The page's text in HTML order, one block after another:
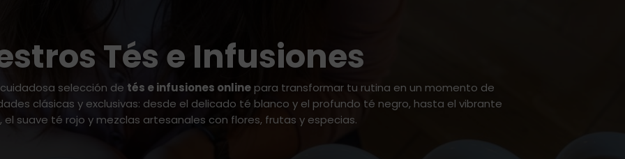
Tés e Infusiones
selección de tés e infusiones onlinepara transformar tu rutina en un momento de
clásicas y exclusivas: desde el delicado té blanco y el profundo té negro, hasta el vibrante
el suave té rojo y mezclas artesanales con flores, frutas y especias.